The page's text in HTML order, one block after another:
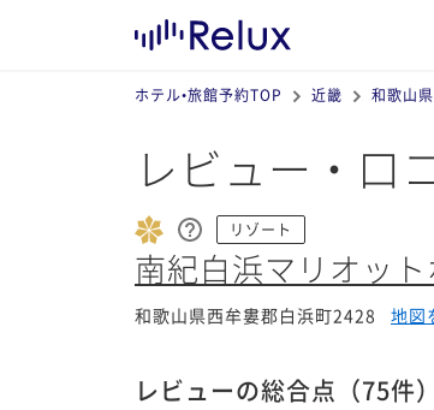
ホテル•旅館予約TOP 近畿 和歌山県
レビュー・口
リゾート
南紀白浜マリオッ
和歌山県西牟婁郡白浜町2428 地図
レビューの総合点 （75件）